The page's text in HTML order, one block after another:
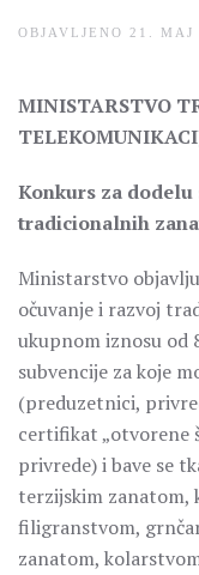
OBJAVLJENO 21. MAJ
MINISTARSTVO
Konkurs za
tradicionalnih
Ministarstvo
očuvanje i razvoj
ukupnom iznosu od
subvencije za koje
(preduzetnici,
certifikat „otvorene
privrede) i bave se
terzijskim zanatom,
filigranstvom,
zanatom,